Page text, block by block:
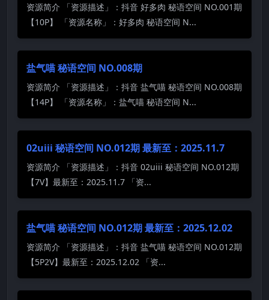
资源简介 「资源描述」：抖音 好多肉 秘语空间 NO.001期
【10P】 「资源名称」：好多肉 秘语空间 N...
盐气喵 秘语空间 NO.008期
资源简介 「资源描述」：抖音 盐气喵 秘语空间 NO.008期
【14P】 「资源名称」：盐气喵 秘语空间 N...
02uiii 秘语空间 NO.012期 最新至：2025.11.7
资源简介 「资源描述」：抖音 02uiii 秘语空间 NO.012期
【7V】最新至：2025.11.7 「资...
盐气喵 秘语空间 NO.012期 最新至：2025.12.02
资源简介 「资源描述」：抖音 盐气喵 秘语空间 NO.012期
【5P2V】最新至：2025.12.02 「资...